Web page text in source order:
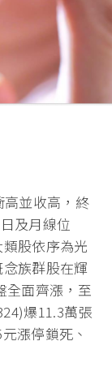
並收高，終
及月線位
股依序為光
族群股在輝
全面齊漲，至
爆11.3萬張
漲停鎖死、